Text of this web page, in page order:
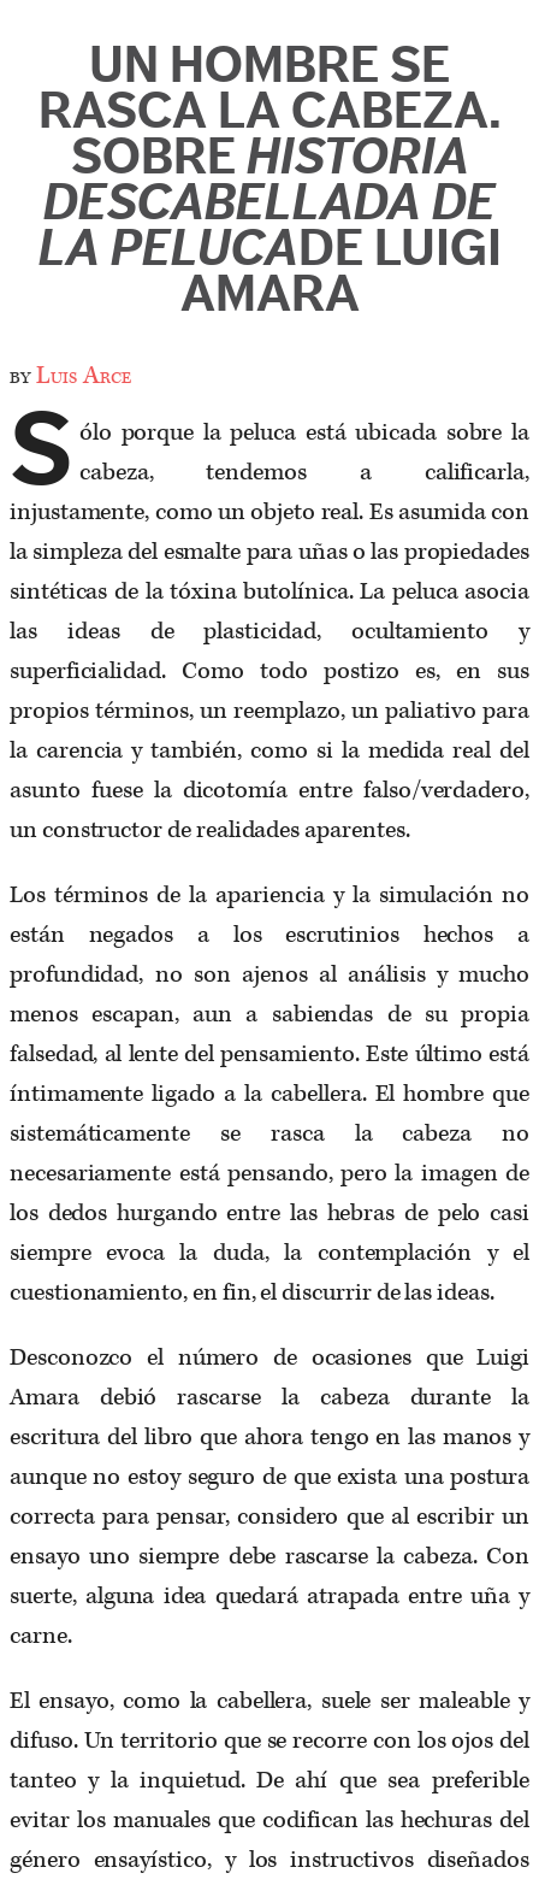
UN HOMBRE SE
RASCA LA CABEZA.
SOBRE HISTORIA
DESCABELLADA DE
LA PELUCA DE LUIGI
AMARA
byLuis Arce
S ólo porque la peluca está ubicada sobre la
cabeza, tendemos a calificarla,
injustamente, como un objeto real. Es asumida con
la simpleza del esmalte para uñas o las propiedades
sintéticas de la tóxina butolínica. La peluca asocia
las ideas de plasticidad, ocultamiento y
superficialidad. Como todo postizo es, en sus
propios términos, un reemplazo, un paliativo para
la carencia y también, como si la medida real del
asunto fuese la dicotomía entre falso/verdadero,
un constructor de realidades aparentes.
Los términos de la apariencia y la simulación no
están negados a los escrutinios hechos a
profundidad, no son ajenos al análisis y mucho
menos escapan, aun a sabiendas de su propia
falsedad, al lente del pensamiento. Este último está
íntimamente ligado a la cabellera. El hombre que
sistemáticamente se rasca la cabeza no
necesariamente está pensando, pero la imagen de
los dedos hurgando entre las hebras de pelo casi
siempre evoca la duda, la contemplación y el
cuestionamiento, en fin, el discurrir de las ideas.
Desconozco el número de ocasiones que Luigi
Amara debió rascarse la cabeza durante la
escritura del libro que ahora tengo en las manos y
aunque no estoy seguro de que exista una postura
correcta para pensar, considero que al escribir un
ensayo uno siempre debe rascarse la cabeza. Con
suerte, alguna idea quedará atrapada entre uña y
carne.
El ensayo, como la cabellera, suele ser maleable y
difuso. Un territorio que se recorre con los ojos del
tanteo y la inquietud. De ahí que sea preferible
evitar los manuales que codifican las hechuras del
género ensayístico, y los instructivos diseñados